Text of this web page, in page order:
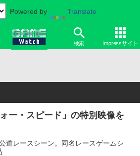
Powered by Translate
検索 Impressサイト
ー・スピード」の特別映像を
道レースシーン。同名レースゲームシ